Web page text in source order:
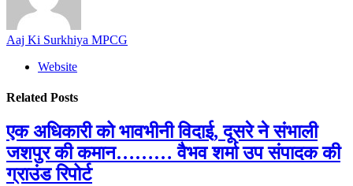
Aaj Ki Surkhiya MPCG
Website
Related Posts
एक अधिकारी को भावभीनी विदाई, दूसरे ने संभाली
जशपुर की कमान……… वैभव शर्मा उप संपादक की
ग्राउंड रिपोर्ट